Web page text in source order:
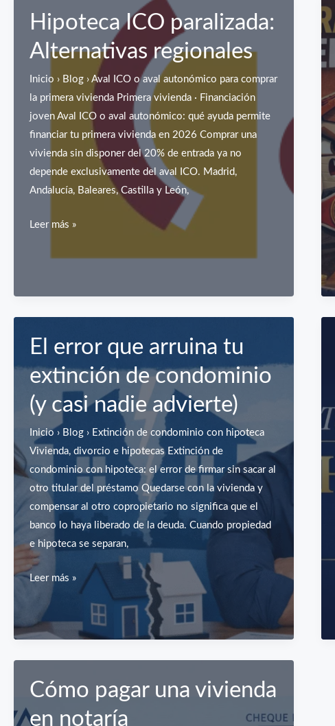
tu
informe
Banco
de
España
Hipoteca ICO paralizada:
Alternativas regionales
Inicio › Blog › Aval ICO o aval autonómico para comprar
la primera vivienda Primera vivienda · Financiación
joven Aval ICO o aval autonómico: qué ayuda permite
financiar tu primera vivienda en 2026 Comprar una
vivienda sin disponer del 20% de entrada ya no
depende exclusivamente del aval ICO. Madrid,
Andalucía, Baleares, Castilla y León,
Hipoteca
paralizada:
regionales
Leer más »
El error que arruina tu
extinción de condominio
(y casi nadie advierte)
Inicio › Blog › Extinción de condominio con hipoteca
Vivienda, divorcio e hipotecas Extinción de
condominio con hipoteca: el error de firmar sin sacar al
otro titular del préstamo Quedarse con la vivienda y
compensar al otro copropietario no significa que el
banco lo haya liberado de la deuda. Cuando propiedad
e hipoteca se separan,
El
que
arruina
de
Leer más »
Cómo pagar una vivienda
en notaría